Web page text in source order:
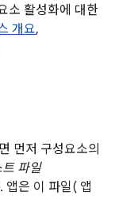
소 활성화에 대한
개요,
먼저 구성요소의
파일
앱은 이 파일( 앱